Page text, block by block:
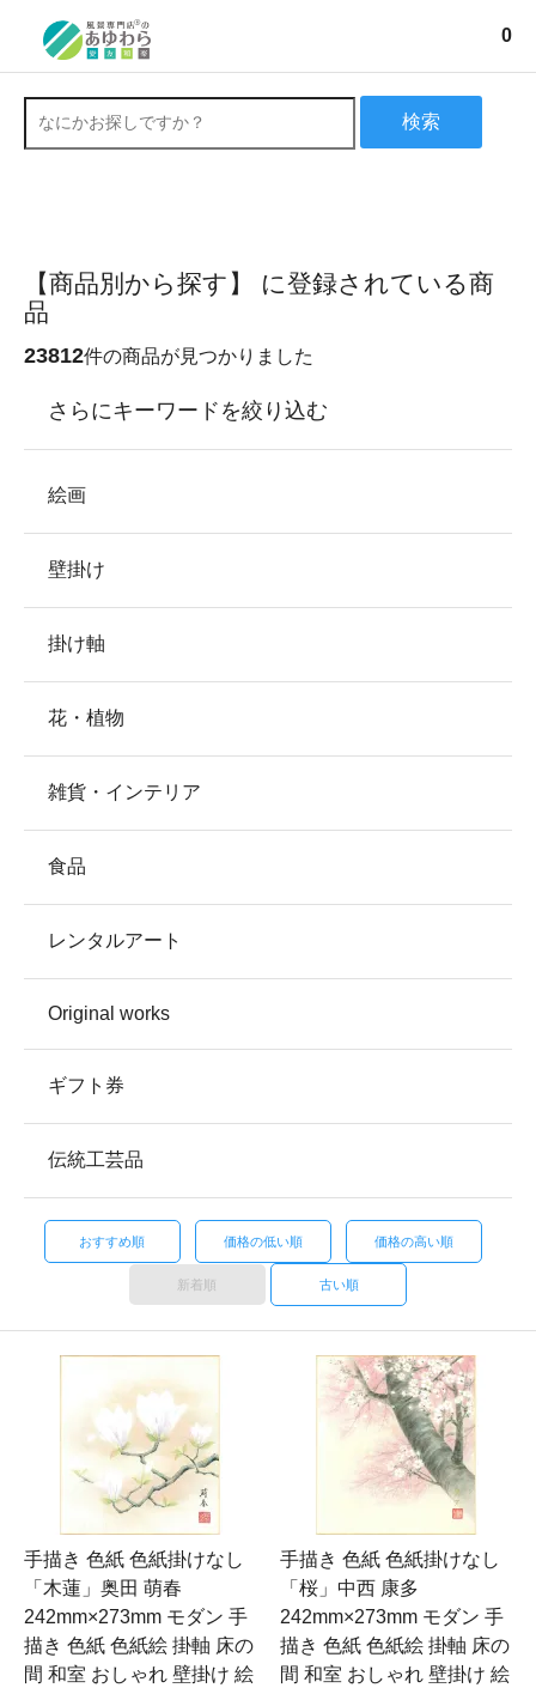
0
検索
【商品別から探す】 に登録されている商
品
23812件の商品が見つかりました
さらにキーワードを絞り込む
絵画
壁掛け
掛け軸
花・植物
雑貨・インテリア
食品
レンタルアート
Original works
ギフト券
伝統工芸品
おすすめ順 価格の低い順 価格の高い順
新着順 古い順
手描き 色紙 色紙掛けなし
「木蓮」奥田 萌春
242mm×273mm モダン 手
描き 色紙 色紙絵 掛軸 床の
間 和室 おしゃれ 壁掛け 絵
手描き 色紙 色紙掛けなし
「桜」中西 康多
242mm×273mm モダン 手
描き 色紙 色紙絵 掛軸 床の
間 和室 おしゃれ 壁掛け 絵